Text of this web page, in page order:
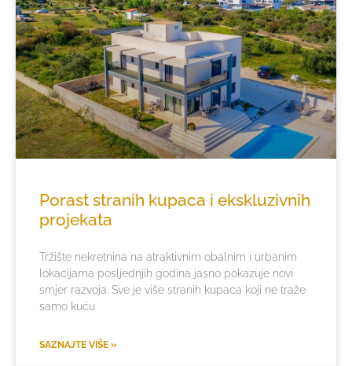
Porast stranih kupaca i ekskluzivnih
projekata
Tržište nekretnina na atraktivnim obalnim i urbanim
lokacijama posljednjih godina jasno pokazuje novi
smjer razvoja. Sve je više stranih kupaca koji ne traže
samo kuću
SAZNAJTE VIŠE »